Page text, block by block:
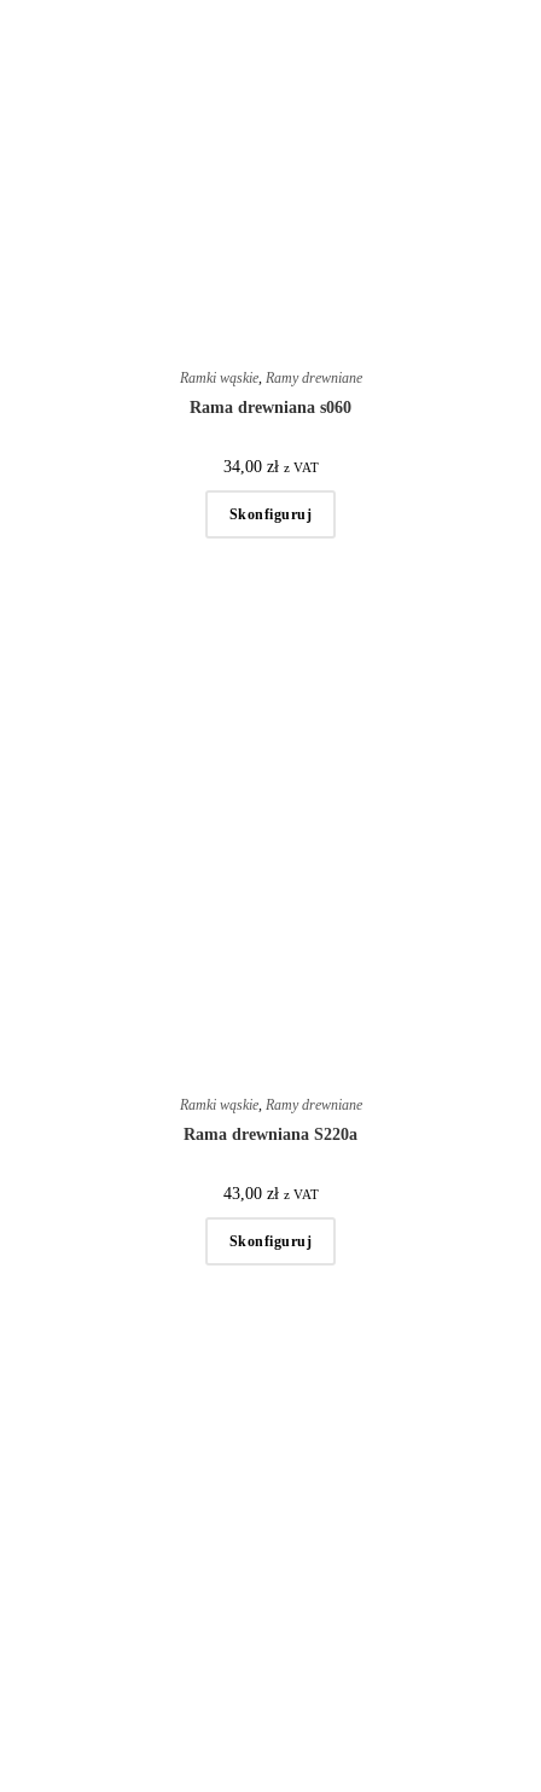
Ramki wąskie, Ramy drewniane
Rama drewniana s060
34,00 zł z VAT
Skonfiguruj
Ramki wąskie, Ramy drewniane
Rama drewniana S220a
43,00 zł z VAT
Skonfiguruj